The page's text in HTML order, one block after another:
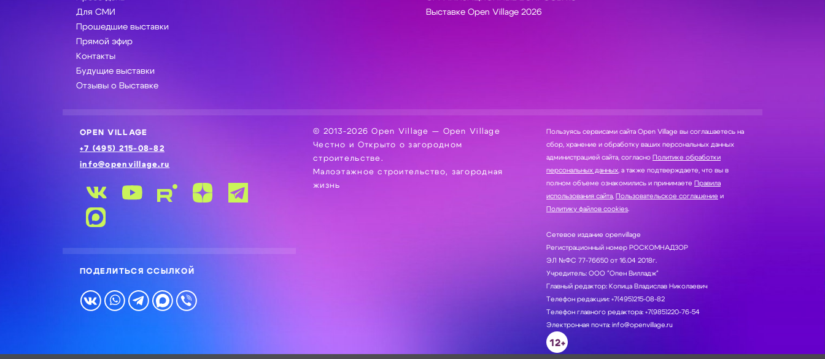
Для СМИ
Прошедшие выставки
Прямой эфир
Контакты
Будущие выставки
Отзывы о Выставке
Выставке Open Village 2026
OPEN VILLAGE
+7 (495) 215-08-82
info@openvillage.ru
ПОДЕЛИТЬСЯ ССЫЛКОЙ
© 2013-2026 Open Village — Open Village
Честно и Открыто о загородном
строительстве.
Малоэтажное строительство, загородная
жизнь
Пользуясь сервисами сайта Open Village вы соглашаетесь на
сбор, хранение и обработку ваших персональных данных
администрацией сайта, согласно Политике обработки
персональных данных , а также подтверждаете, что вы в
полном объеме ознакомились и принимаете Правила
использования сайта Пользовательское соглашение и
Политику файлов cookies.
Сетевое издание openvillage
Регистрационный номер РОСКОМНАДЗОР
ЭЛ №ФС 77-76650 от 16.04 2018г.
Учредитель: ООО "Опен Вилладж"
Главный редактор: Копица Владислав Николаевич
Телефон редакции: +7(495)215-08-82
Телефон главного редактора: +7(985)220-76-54
Электронная почта: info@openvillage.ru
12+